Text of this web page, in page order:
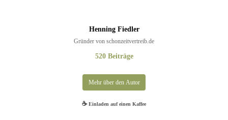
Henning Fiedler
Gründer von schonzeitvertreib.de
520 Beiträge
Mehr über den Autor
regelmäßig authentische Berichte über erkundete Angelreviere, praxiserprobte
☕Einladen auf einen Kaffee